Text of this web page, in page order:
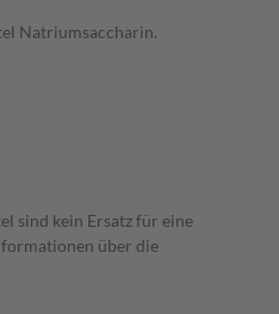
Natriumsaccharin.
sind kein Ersatz für eine
über die